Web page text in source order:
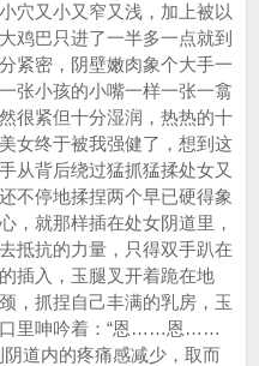
穴又小又窄又浅，加上被以
鸡巴只进了一半多一点就到
紧密，阴壁嫩肉象个大手一
张小孩的小嘴一样一张一翕
很紧但十分湿润，热热的十
女终于被我强健了，想到这
从背后绕过猛抓猛揉处女又
不停地揉捏两个早已硬得象
，就那样插在处女阴道里，
抵抗的力量，只得双手趴在
插入，玉腿叉开着跪在地
，抓捏自己丰满的乳房，玉
口里呻吟着：“恩……恩……
道内的疼痛感减少，取而